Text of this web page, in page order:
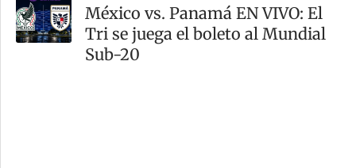
México vs. Panamá EN VIVO: El
Tri se juega el boleto al Mundial
Sub-20